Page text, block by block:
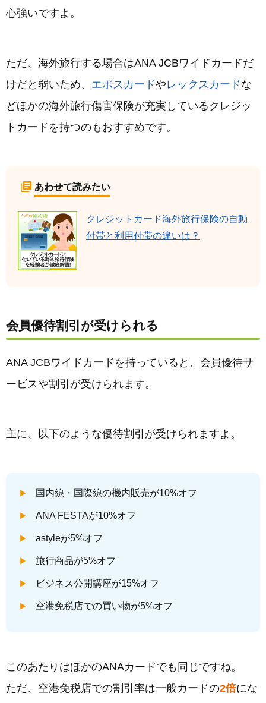
心強いですよ。
ただ、海外旅行する場合はANA JCBワイドカードだ
けだと弱いため、 エポスカードやレックスカードな
どほかの海外旅行傷害保険が充実しているクレジッ
トカードを持つのもおすすめです。
あわせて読みたい
クレジットカード海外旅行保険の自動
付帯と利用付帯の違いは？
会員優待割引が受けられる
ANA JCBワイドカードを持っていると、会員優待サ
ービスや割引が受けられます。
主に、以下のような優待割引が受けられますよ。
国内線・国際線の機内販売が10%オフ
ANA FESTAが10%オフ
astyleが5%オフ
旅行商品が5%オフ
ビジネス公開講座が15%オフ
空港免税店での買い物が5%オフ
このあたりはほかのANAカードでも同じですね。
ただ、空港免税店での割引率は一般カードの2倍にな